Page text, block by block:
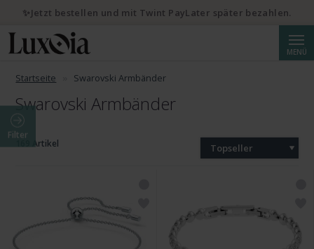
MENÜ
Startseite Swarovski Armbänder
Swarovski Armbänder
Filter
169 Artikel Topseller
✨Jetzt bestellen und mit Twint PayLater später bezahlen.